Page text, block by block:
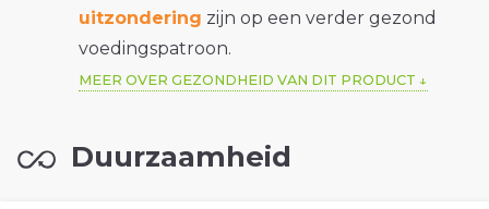
uitzondering zijn op een verder gezond
voedingspatroon.
MEER OVER GEZONDHEID VAN DIT PRODUCT
Duurzaamheid